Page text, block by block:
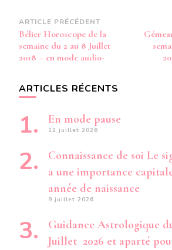
Navigation
d’article
ARTICLE PRÉCÉDENT
Bélier Horoscope de la
semaine du 2 au 8 Juillet
2018 – en mode audio-
ARTICLES RÉCENTS
En mode pause
12 juillet 2026
Connaissance de soi Le
a une importance
année de naissance
9 juillet 2026
Guidance Astrologique
Juillet 2026 et aparté